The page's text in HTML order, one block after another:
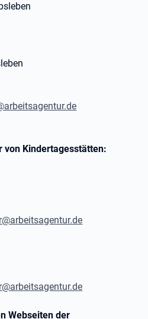
Kindertagesstätten:
Webseiten der